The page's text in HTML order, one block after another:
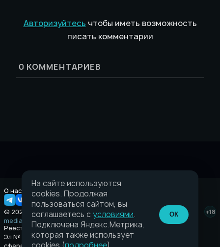
Авторизуйтесь чтобы иметь возможность
писать комментарии
0 КОММЕНТАРИЕВ
О нас Правовая информация
© 2026 Taverna.gg
+18
media@taverna.gg
Реестровая запись:
Эл № ФС77-89710 выдано Федеральной службой по надзору в
На сайте используются
cookies. Продолжая
пользоваться сайтом, вы
соглашаетесь с условиями.
Подключена Яндекс.Метрика,
которая также использует
ОК